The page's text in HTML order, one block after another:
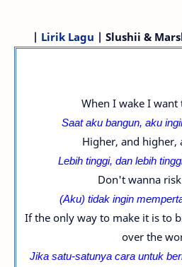
| Lirik Lagu | Slushii &
When I wake I want
Saat aku bangun, aku
Higher, and higher,
Lebih tinggi, dan lebih
Don't wanna
(Aku) tidak ingin
If the only way to make it is to
over the
Jika satu-satunya cara untuk